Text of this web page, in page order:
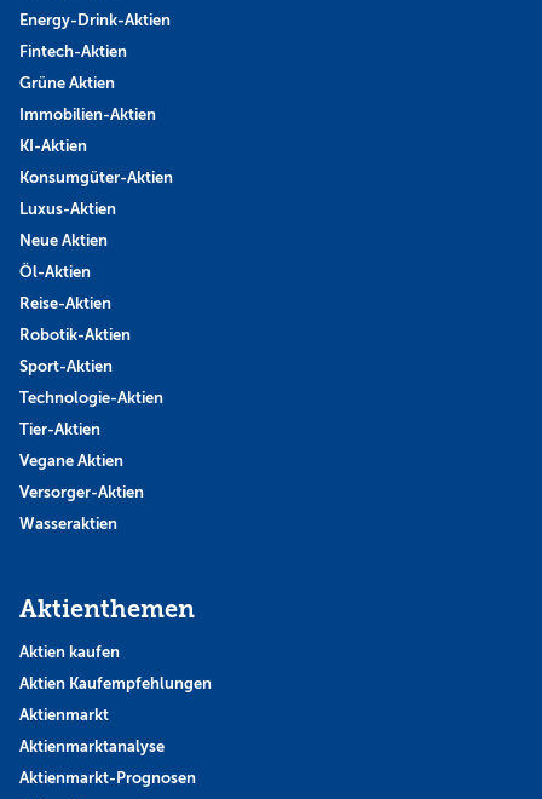
Energy-Drink-Aktien
Fintech-Aktien
Grüne Aktien
Immobilien-Aktien
KI-Aktien
Konsumgüter-Aktien
Luxus-Aktien
Neue Aktien
Öl-Aktien
Reise-Aktien
Robotik-Aktien
Sport-Aktien
Technologie-Aktien
Tier-Aktien
Vegane Aktien
Versorger-Aktien
Wasseraktien
Aktienthemen
Aktien kaufen
Aktien Kaufempfehlungen
Aktienmarkt
Aktienmarktanalyse
Aktienmarkt-Prognosen